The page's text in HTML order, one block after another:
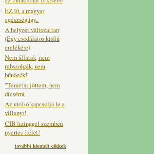
EZ itt a magyar
egészségügy..
A helyzet változatlan
(Egy csodálatos kisfiú
emlékére)
Nem állatok, nem
rabszolgák, nem
bűnözők!
"Temetni jöttem, nem
dicsérni
Az utolsó kapcsolja le a
villanyt!
CIB lizinggel szemben
nyertes ítélet!
további kiemelt cikkek